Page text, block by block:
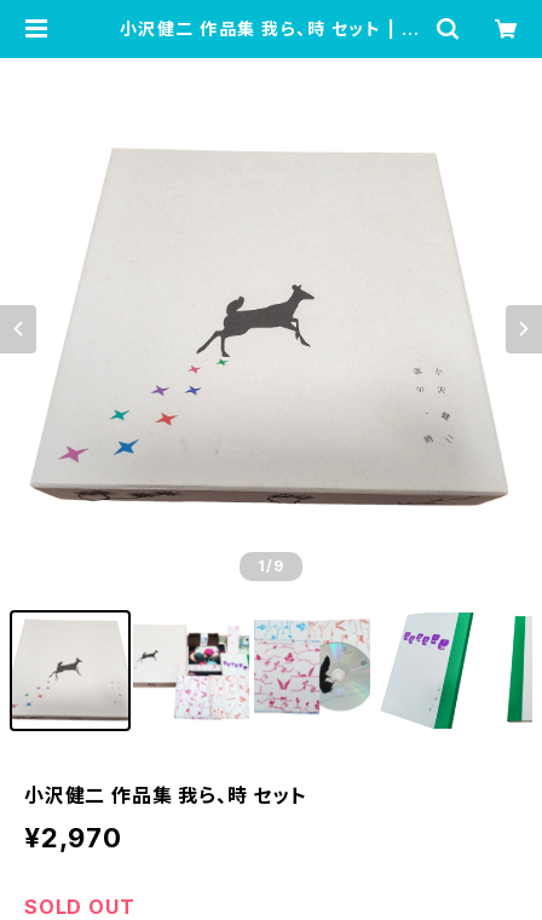
小沢健二 作品集 我ら、時 セット | to
1 /9
小沢健二 作品集 我ら、時 セット
¥2,970
SOLD OUT